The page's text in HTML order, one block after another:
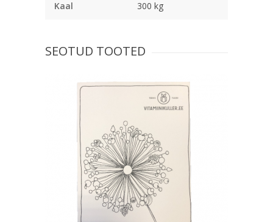
Kaal 300 kg
SEOTUD TOOTED